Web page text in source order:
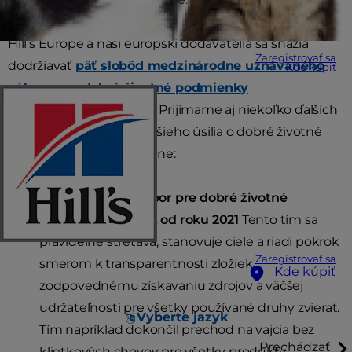
Zaregistrovať sa
Kde kúpiť
Zaregistrovať sa
Kde kúpiť
Vyberte jazyk
Prechádzať
Hill's Europe a naši európski dodávatelia sa snažia
dodržiavať päť slobôd medzinárodne uznávaného
výboru pre dobré životné podmienky
hospodárskych zvierat
. Prijímame aj niekoľko ďalších
opatrení na podporu ďalšieho úsilia o dobré životné
podmienky zvierat, vrátane:
Špecializovaný výbor pre dobré životné
podmienky zvierat od roku 2021 Tento tím sa
pravidelne stretáva, stanovuje ciele a riadi pokrok
smerom k transparentnosti zložiek,
zodpovednému získavaniu zdrojov a väčšej
udržateľnosti pre všetky používané druhy zvierat.
Tím napríklad dokončil prechod na vajcia bez